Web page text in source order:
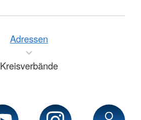
Adressen
Kreisverbände